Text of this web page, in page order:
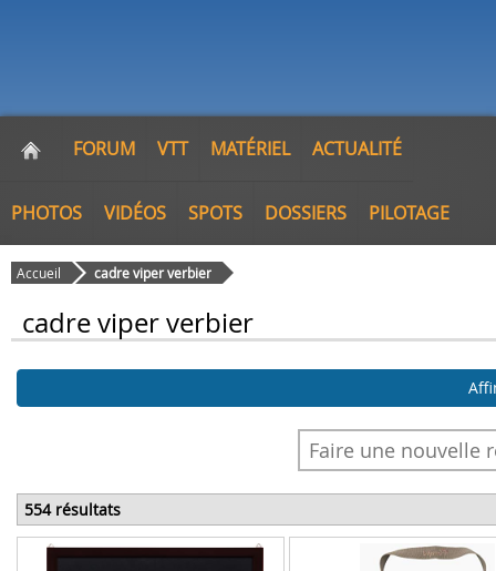
FORUM VTT MATÉRIEL ACTUALITÉ
PHOTOS VIDÉOS SPOTS DOSSIERS PILOTAGE
Accueil cadre viper verbier
cadre viper verbier
554 résultats